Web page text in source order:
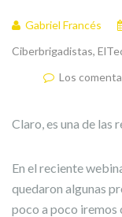
Gabriel Francés
Ciberbrigadistas,
Los
Claro, es una de las
En el reciente
quedaron algunas
poco a poco